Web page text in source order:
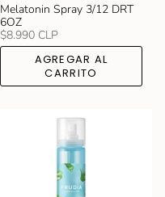
Melatonin Spray 3/12 DRT
6OZ
$8.990 CLP
AGREGAR AL
CARRITO